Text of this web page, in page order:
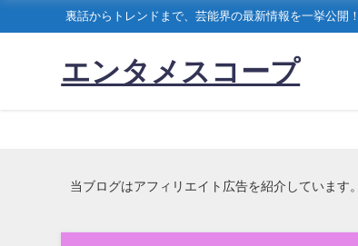
裏話からトレンドまで、芸能界の最新情報を一挙公開！
エンタメスコープ
当ブログはアフィリエイト広告を紹介しています。